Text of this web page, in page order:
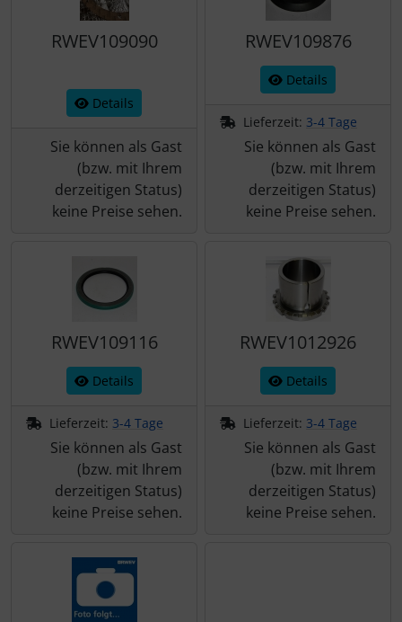
RWEV109090
Details
Sie können als Gast
(bzw. mit Ihrem
derzeitigen Status)
keine Preise sehen.
RWEV109876
Details
Lieferzeit: 3-4 Tage
Sie können als Gast
(bzw. mit Ihrem
derzeitigen Status)
keine Preise sehen.
RWEV109116
Details
Lieferzeit: 3-4 Tage
Sie können als Gast
(bzw. mit Ihrem
derzeitigen Status)
keine Preise sehen.
RWEV1012926
Details
Lieferzeit: 3-4 Tage
Sie können als Gast
(bzw. mit Ihrem
derzeitigen Status)
keine Preise sehen.